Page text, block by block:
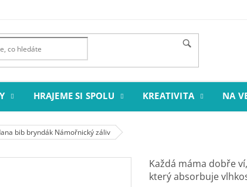
HRAJEME SI SPOLU KREATIVITA NA
bib bryndák Námořnický záliv
Každá máma dobře
který absorbuje